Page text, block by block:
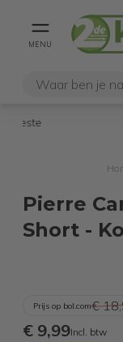
MENU
Pierre
Short -
Prijs op bol.com€
€ 9,99Incl. btw